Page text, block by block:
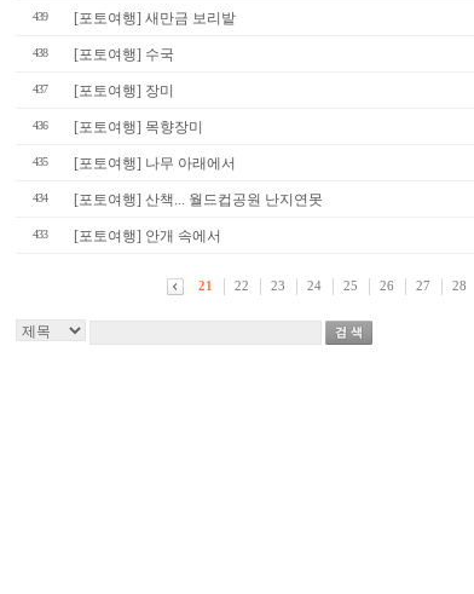
439 [포토여행] 새만금 보리밭
438 [포토여행] 수국
437 [포토여행] 장미
436 [포토여행] 목향장미
435 [포토여행] 나무 아래에서
434 [포토여행] 산책... 월드컵공원 난지연못
433 [포토여행] 안개 속에서
21 22 23 24 25 26 27 28